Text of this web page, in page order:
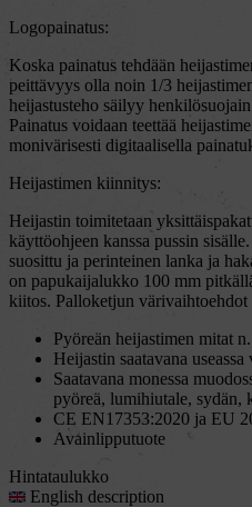
Logopainatus:
Koska painatus tehdään
peittävyys olla noin 1/3
heijastusteho säilyy
Painatus voidaan teettää
monivärisesti digitaalisella
Heijastimen kiinnitys:
Heijastin toimitetaan
käyttöohjeen kanssa pussin
suosittu ja perinteinen lanka ja
on papukaijalukko 100 mm
kiitos. Palloketjun värivaihtoehdot
Pyöreän heijastimen mitat
Heijastin saatavana
Saatavana monessa
pyöreä, lumihiutale, sydän,
CE EN17353:2020 ja EU
Avainlipputuote
Hintataulukko
English description